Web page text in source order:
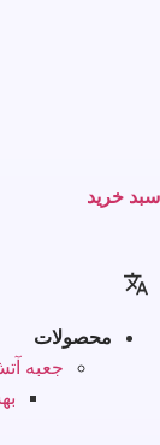
سبد خرید
محصولات
جعبه